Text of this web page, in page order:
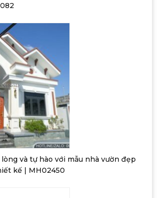
lòng và tự hào với mẫu nhà vườn đẹp
kế | MH02450